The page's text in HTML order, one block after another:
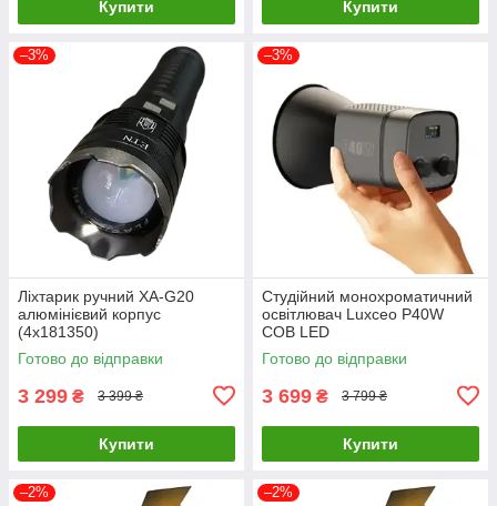
Купити Купити
–3%
Ліхтарик ручний XA-G20
алюмінієвий корпус
(4х181350)
Готово до відправки
3 299 ₴ 3 399 ₴
Купити
–3%
Студійний монохроматичний
освітлювач Luxceo P40W
COB LED
Готово до відправки
3 699 ₴ 3 799 ₴
Купити
–2% –2%